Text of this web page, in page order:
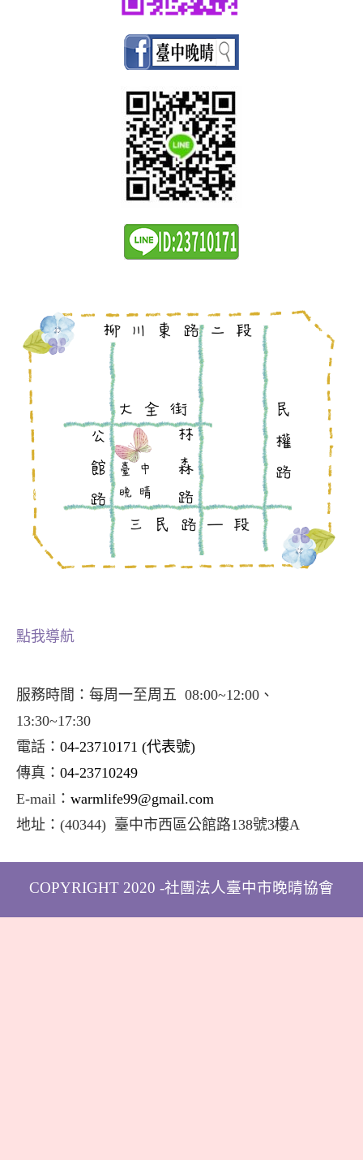
點我導航
服務時間：每周一至周五 08:00~12:00、
13:30~17:30
電話： 04-23710171 (代表號)
傳真： 04-23710249
E-mail： warmlife99@gmail.com
地址： (40344) 臺中市西區公館路138號3樓A
COPYRIGHT 2020 -社團法人臺中市晚晴協會